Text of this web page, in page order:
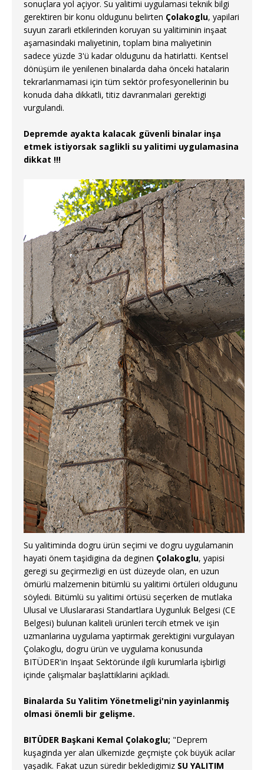
sonuçlara yol açiyor. Su yalitimi uygulamasi teknik bilgi
gerektiren bir konu oldugunu belirten Çolakoglu, yapilari
suyun zararli etkilerinden koruyan su yalitiminin inşaat
aşamasindaki maliyetinin, toplam bina maliyetinin
sadece yüzde 3'ü kadar oldugunu da hatirlatti. Kentsel
dönüşüm ile yenilenen binalarda daha önceki hatalarin
tekrarlanmamasi için tüm sektör profesyonellerinin bu
konuda daha dikkatli, titiz davranmalari gerektigi
vurgulandi.
Depremde ayakta kalacak güvenli binalar inşa
etmek istiyorsak saglikli su yalitimi uygulamasina
dikkat !!!
Su yalitiminda dogru ürün seçimi ve dogru uygulamanin
hayati önem taşidigina da deginen Çolakoglu, yapisi
geregi su geçirmezligi en üst düzeyde olan, en uzun
ömürlü malzemenin bitümlü su yalitimi örtüleri oldugunu
söyledi. Bitümlü su yalitimi örtüsü seçerken de mutlaka
Ulusal ve Uluslararasi Standartlara Uygunluk Belgesi (CE
Belgesi) bulunan kaliteli ürünleri tercih etmek ve işin
uzmanlarina uygulama yaptirmak gerektigini vurgulayan
Çolakoglu, dogru ürün ve uygulama konusunda
BITÜDER'in Inşaat Sektöründe ilgili kurumlarla işbirligi
içinde çalişmalar başlattiklarini açikladi.
Binalarda Su Yalitim Yönetmeligi'nin yayinlanmiş
olmasi önemli bir gelişme.
BITÜDER Başkani Kemal Çolakoglu; "Deprem
kuşaginda yer alan ülkemizde geçmişte çok büyük acilar
yaşadik. Fakat uzun süredir bekledigimiz SU YALITIM